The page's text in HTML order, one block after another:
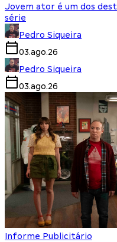
Jovem ator é um dos
série
Pedro Siqueira
03.ago.26
Pedro Siqueira
03.ago.26
Informe Publicitário